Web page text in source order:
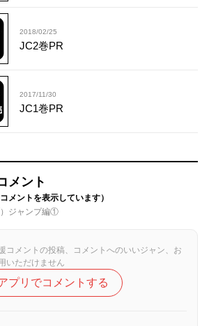
2018/02/25
JC2巻PR
2017/11/30
JC1巻PR
メント
メントを表示しています）
ジャンプ編①
コメントの投稿、コメントへのいいジャン、お
いただけません
プリでコメントする